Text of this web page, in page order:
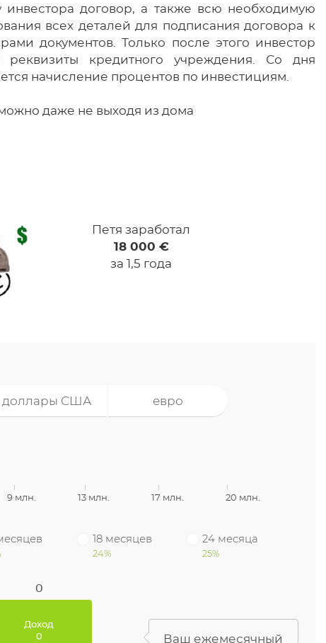
договор, а также всю необходимую
всех деталей для подписания договора к
документов. Только после этого инвестор
кредитного учреждения. Со дня
начисление процентов по инвестициям.
даже не выходя из дома
Петя заработал
18 000 €
за 1,5 года
доллары США евро
9 млн. 13 млн. 17 млн. 20 млн.
18 месяцев
24%
24 месяца
25%
0
0
Ваш ежемесячный